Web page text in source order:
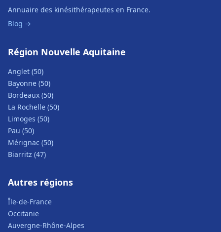
Annuaire des kinésithérapeutes en France.
Blog →
Région Nouvelle Aquitaine
Anglet (50)
Bayonne (50)
Bordeaux (50)
La Rochelle (50)
Limoges (50)
Pau (50)
Mérignac (50)
Biarritz (47)
Autres régions
Île-de-France
Occitanie
Auvergne-Rhône-Alpes